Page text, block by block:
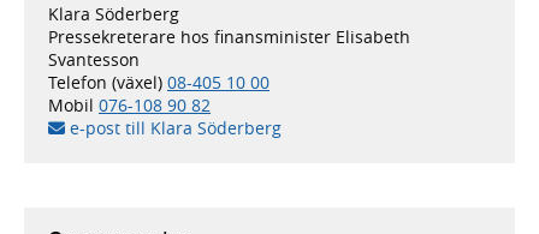
Klara Söderberg
Pressekreterare hos finansminister Elisabeth
Svantesson
Telefon (växel) 08-405 10 00
Mobil 076-108 90 82
e-post till Klara Söderberg